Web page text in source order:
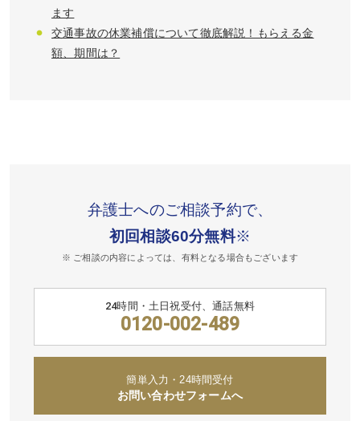
ます
交通事故の休業補償について徹底解説！もらえる金
額、期間は？
弁護士へのご相談予約で、
初回相談60分無料※
※ ご相談の内容によっては、有料となる場合もございます
24時間・土日祝受付、通話無料
0120-002-489
簡単入力・24時間受付
お問い合わせフォームへ